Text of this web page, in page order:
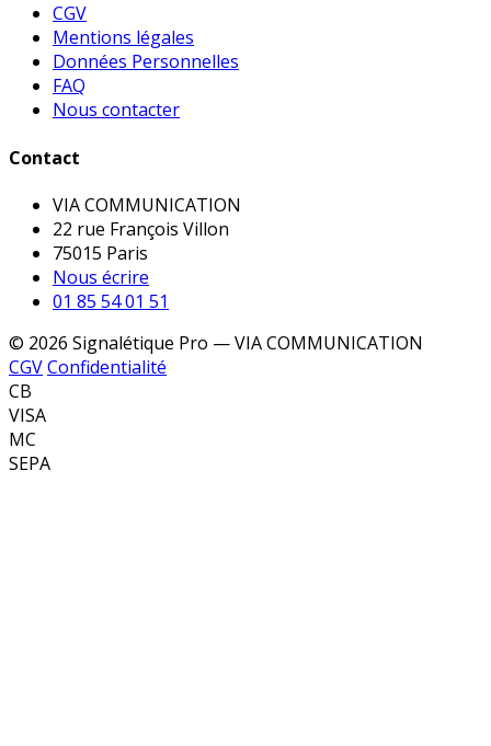
CGV
Mentions légales
Données Personnelles
FAQ
Nous contacter
Contact
VIA COMMUNICATION
22 rue François Villon
75015 Paris
Nous écrire
01 85 54 01 51
© 2026 Signalétique Pro — VIA COMMUNICATION
CGVConfidentialité
CB
VISA
MC
SEPA